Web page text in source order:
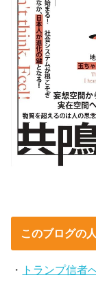
このブログの
・ トランプ信